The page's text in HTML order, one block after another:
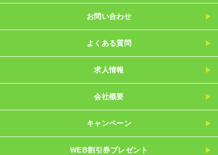
お問い合わせ
よくある質問
求人情報
会社概要
キャンペーン
WEB割引券プレゼント